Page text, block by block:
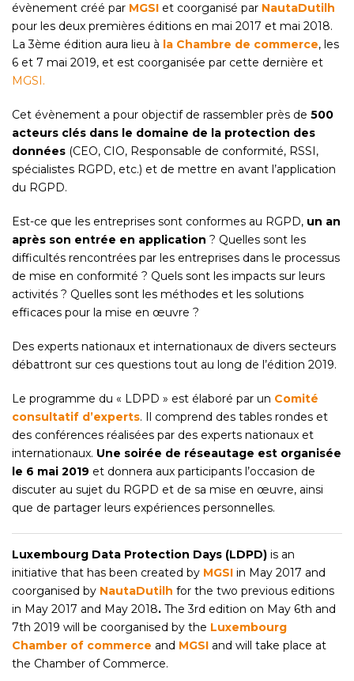
évènement créé par MGSI et coorganisé par NautaDutilh
pour les deux premières éditions en mai 2017 et mai 2018.
La 3ème édition aura lieu à la Chambre de commerce, les
6 et 7 mai 2019, et est coorganisée par cette dernière et
MGSI.
Cet évènement a pour objectif de rassembler près de 500
acteurs clés dans le domaine de la protection des
données (CEO, CIO, Responsable de conformité, RSSI,
spécialistes RGPD, etc.) et de mettre en avant l’application
du RGPD.
Est-ce que les entreprises sont conformes au RGPD, un an
après son entrée en application ? Quelles sont les
difficultés rencontrées par les entreprises dans le processus
de mise en conformité ? Quels sont les impacts sur leurs
activités ? Quelles sont les méthodes et les solutions
efficaces pour la mise en œuvre ?
Des experts nationaux et internationaux de divers secteurs
débattront sur ces questions tout au long de l’édition 2019.
Le programme du « LDPD » est élaboré par un Comité
consultatif d’experts. Il comprend des tables rondes et
des conférences réalisées par des experts nationaux et
internationaux. Une soirée de réseautage est organisée
le 6 mai 2019 et donnera aux participants l’occasion de
discuter au sujet du RGPD et de sa mise en œuvre, ainsi
que de partager leurs expériences personnelles.
Luxembourg Data Protection Days (LDPD) is an
initiative that has been created by MGSI in May 2017 and
coorganised by NautaDutilh for the two previous editions
in May 2017 and May 2018. The 3rd edition on May 6th and
7th 2019 will be coorganised by the Luxembourg
Chamber of commerce and MGSI and will take place at
the Chamber of Commerce.